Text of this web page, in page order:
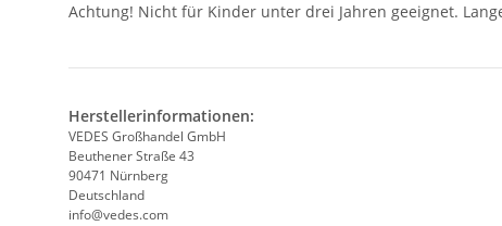
Achtung! Nicht für Kinder unter drei Jahren geeignet.
Herstellerinformationen:
VEDES Großhandel GmbH
Beuthener Straße 43
90471 Nürnberg
Deutschland
info@vedes.com